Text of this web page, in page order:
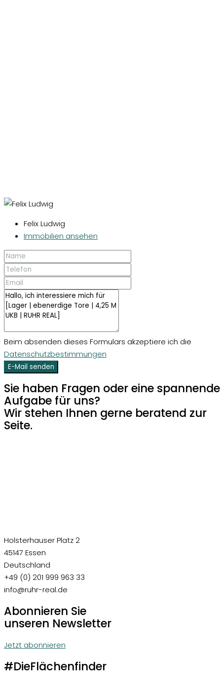
Felix Ludwig
Immobilien ansehen
Beim absenden dieses Formulars akzeptiere ich die
Datenschutzbestimmungen
E-Mail senden
Sie haben Fragen oder eine spannende
Aufgabe für uns?
Wir stehen Ihnen gerne beratend zur
Seite.
Holsterhauser Platz 2
45147 Essen
Deutschland
+49 (0) 201 999 963 33
info@ruhr-real.de
Abonnieren Sie
unseren Newsletter
Jetzt abonnieren
#DieFlächenfinder